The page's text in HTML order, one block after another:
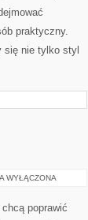
praktyczny.
się nie tylko styl
WYŁĄCZONA
poprawić